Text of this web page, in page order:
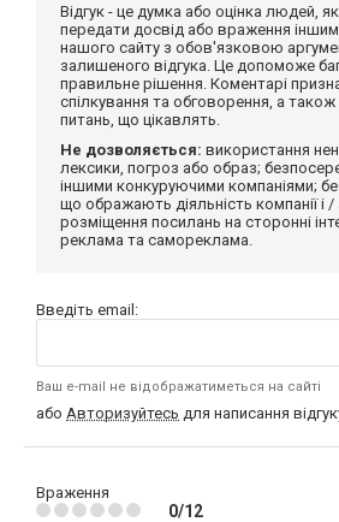
Відгук - це думка або оцінка людей,
передати досвід або враження
нашого сайту з обов'язковою
залишеного відгука. Це допоможе
правильне рішення. Коментарі
спілкування та обговорення, а
питань, що цікавлять.
Не дозволяється: використання
лексики, погроз або образ;
іншими конкуруючими компаніями;
що ображають діяльність компанії і /
розміщення посилань на сторонні
реклама та самореклама.
Введіть email:
Ваш e-mail не відображатиметься на сайті
або Авторизуйтесь для написання
Враження
0/12